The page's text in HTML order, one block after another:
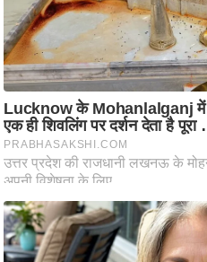
मा
/
ध
र्म
स्थ
ल
व्र
त
त्यो
हा
र